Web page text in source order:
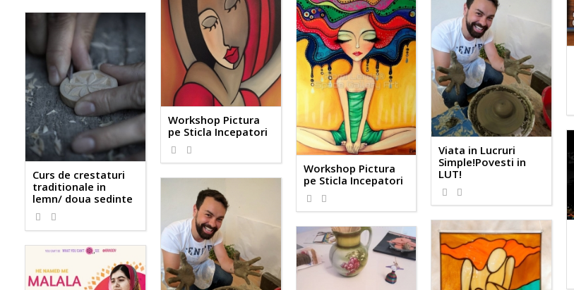
Workshop Pictura
pe Sticla Incepatori
Workshop Pictura
pe Sticla Incepatori
Viata in Lucruri
Simple!Povesti in
LUT!
Curs de crestaturi
traditionale in
lemn/ doua sedinte